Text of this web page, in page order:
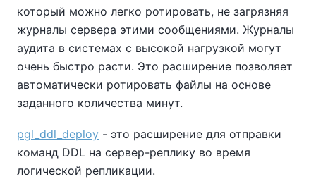
который можно легко ротировать, не загрязняя
журналы сервера этими сообщениями. Журналы
аудита в системах с высокой нагрузкой могут
очень быстро расти. Это расширение позволяет
автоматически ротировать файлы на основе
заданного количества минут.
pgl_ddl_deploy - это расширение для отправки
команд DDL на сервер-реплику во время
логической репликации.